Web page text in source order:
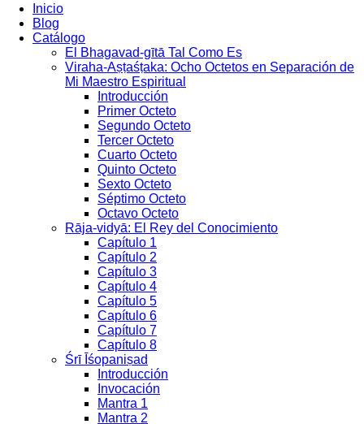
Inicio
Blog
Catálogo
El Bhagavad-gītā Tal Como Es
Viraha-Aṣṭaśṭaka: Ocho Octetos en Separación de
Mi Maestro Espiritual
Introducción
Primer Octeto
Segundo Octeto
Tercer Octeto
Cuarto Octeto
Quinto Octeto
Sexto Octeto
Séptimo Octeto
Octavo Octeto
Rāja-vidyā: El Rey del Conocimiento
Capítulo 1
Capítulo 2
Capítulo 3
Capítulo 4
Capítulo 5
Capítulo 6
Capítulo 7
Capítulo 8
Śrī Īśopaniṣad
Introducción
Invocación
Mantra 1
Mantra 2